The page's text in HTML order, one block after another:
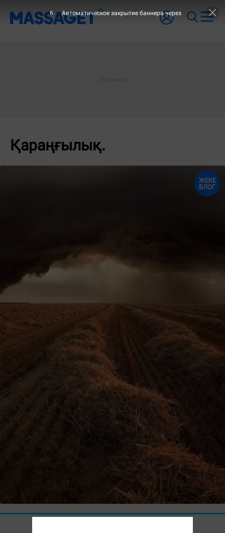
Қараңғылық.
ЖЕКЕ
БЛОГ
6 Автоматическое закрытие баннера через